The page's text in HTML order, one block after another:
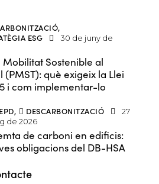
,
ESG
30 de juny de
Mobilitat Sostenible al
(PMST): què exigeix la Llei
i com implementar-lo
, DESCARBONITZACIÓ
27
de 2026
de carboni en edificis:
obligacions del DB-HSA